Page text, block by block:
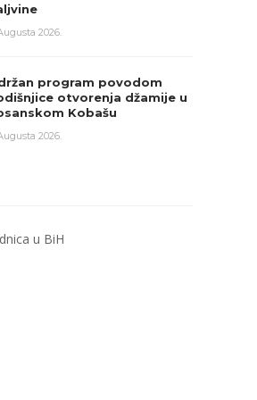
2026.
program povodom
otvorenja džamije u
Kobašu
2026.
u BiH